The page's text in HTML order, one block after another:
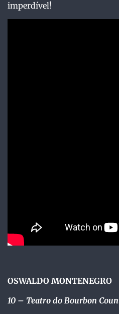
imperdível!
OSWALDO MONTENEGRO
10 – Teatro do Bourbon